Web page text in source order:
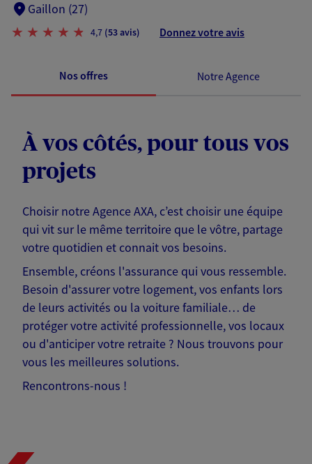
Gaillon (27)
4,7 (53 avis) Donnez votre avis
Nos offres Notre Agence
À vos côtés, pour tous vos
projets
Choisir notre Agence AXA, c’est choisir une équipe
qui vit sur le même territoire que le vôtre, partage
votre quotidien et connait vos besoins.
Ensemble, créons l'assurance qui vous ressemble.
Besoin d'assurer votre logement, vos enfants lors
de leurs activités ou la voiture familiale… de
protéger votre activité professionnelle, vos locaux
ou d'anticiper votre retraite ? Nous trouvons pour
vous les meilleures solutions.
Rencontrons-nous !